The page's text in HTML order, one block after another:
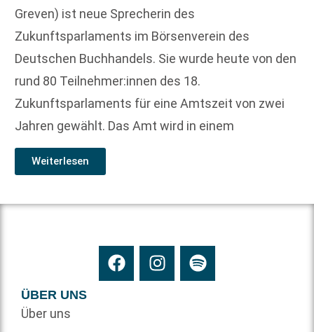
Greven) ist neue Sprecherin des
Zukunftsparlaments im Börsenverein des
Deutschen Buchhandels. Sie wurde heute von den
rund 80 Teilnehmer:innen des 18.
Zukunftsparlaments für eine Amtszeit von zwei
Jahren gewählt. Das Amt wird in einem
Weiterlesen
ÜBER UNS
Über uns